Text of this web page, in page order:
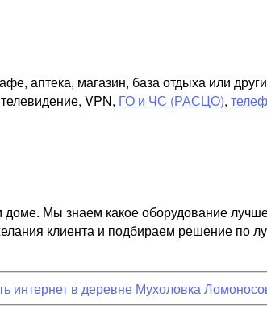
аптека, магазин, база отдыха или
VPN, ГО и ЧС (РАСЦО),
Мы знаем какое оборудование
клиента и подбираем решение
интернет в деревне Мухоловка